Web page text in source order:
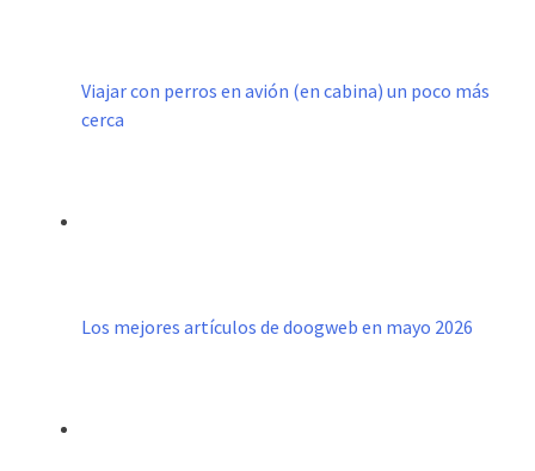
Viajar con perros en avión (en cabina) un poco más
cerca
Los mejores artículos de doogweb en mayo 2026